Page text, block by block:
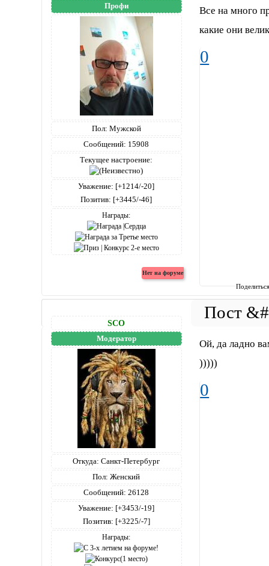
Профи
Пол: Мужской
Сообщений: 15908
Текущее настроение:
Уважение: [+1214/-20]
Позитив: [+3445/-46]
Награды:
Все на много
какие они
0
SCO
Модератор
Откуда: Санкт-Петербург
Пол: Женский
Сообщений: 26128
Уважение: [+3453/-19]
Позитив: [+3225/-7]
Награды:
Ой, да ладно
)))))
0